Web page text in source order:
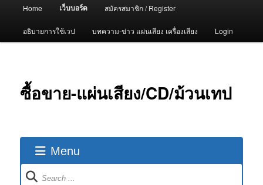
Home เว็บบอร์ด สมัครสมาชิก / Register
อธิบายการใช้เวป บทความ-ข่าว แผ่นเสียง เครื่องเสียง Login
ซื้อขาย-แผ่นเสียง/CD/ม้วนเทป
Menu
Forum